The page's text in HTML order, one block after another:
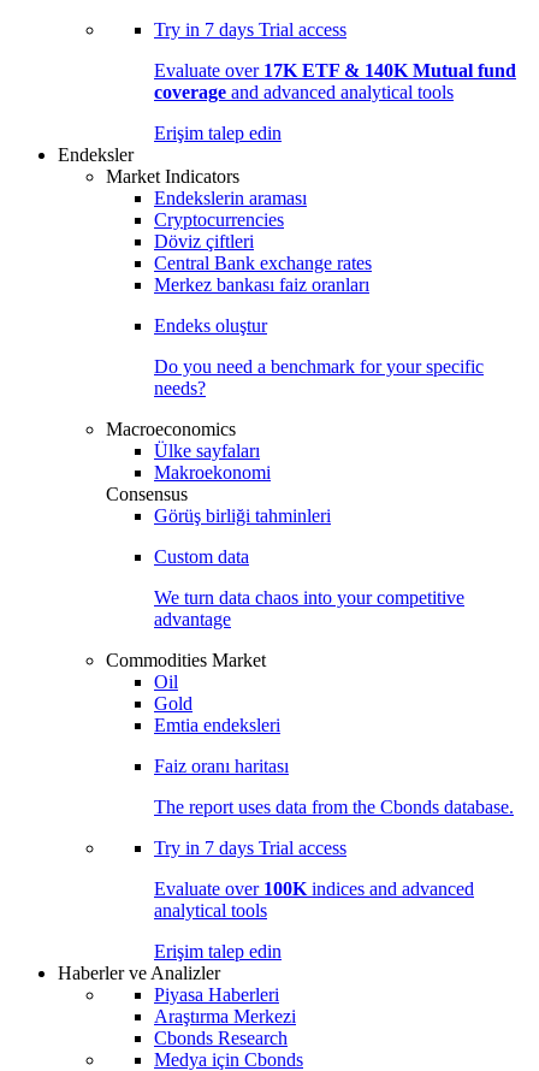
Try in 7 days Trial access
Evaluate over 17K ETF & 140K Mutual fund
coverage and advanced analytical tools
Erişim talep edin
Endeksler
Market Indicators
Endekslerin araması
Cryptocurrencies
Döviz çiftleri
Central Bank exchange rates
Merkez bankası faiz oranları
Endeks oluştur
Do you need a benchmark for your specific
needs?
Macroeconomics
Ülke sayfaları
Makroekonomi
Consensus
Görüş birliği tahminleri
Custom data
We turn data chaos into your competitive
advantage
Commodities Market
Oil
Gold
Emtia endeksleri
Faiz oranı haritası
The report uses data from the Cbonds database.
Try in 7 days Trial access
Evaluate over 100K indices and advanced
analytical tools
Erişim talep edin
Haberler ve Analizler
Piyasa Haberleri
Araştırma Merkezi
Cbonds Research
Medya için Cbonds